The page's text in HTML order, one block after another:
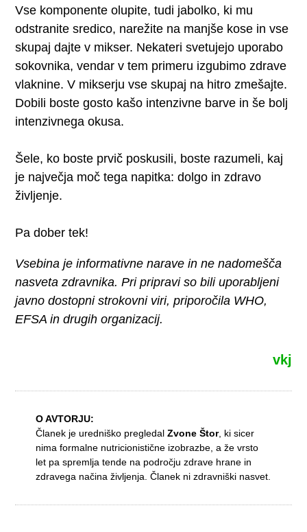
Vse komponente olupite, tudi jabolko, ki mu
odstranite sredico, narežite na manjše kose in vse
skupaj dajte v mikser. Nekateri svetujejo uporabo
sokovnika, vendar v tem primeru izgubimo zdrave
vlaknine. V mikserju vse skupaj na hitro zmešajte.
Dobili boste gosto kašo intenzivne barve in še bolj
intenzivnega okusa.
Šele, ko boste prvič poskusili, boste razumeli, kaj
je največja moč tega napitka: dolgo in zdravo
življenje.
Pa dober tek!
Vsebina je informativne narave in ne nadomešča
nasveta zdravnika. Pri pripravi so bili uporabljeni
javno dostopni strokovni viri, priporočila WHO,
EFSA in drugih organizacij.
vkj
O AVTORJU:
Članek je uredniško pregledalZvone Štor, ki sicer
nima formalne nutricionistične izobrazbe, a že vrsto
let pa spremlja tende na področju zdrave hrane in
zdravega načina življenja. Članek ni zdravniški nasvet.